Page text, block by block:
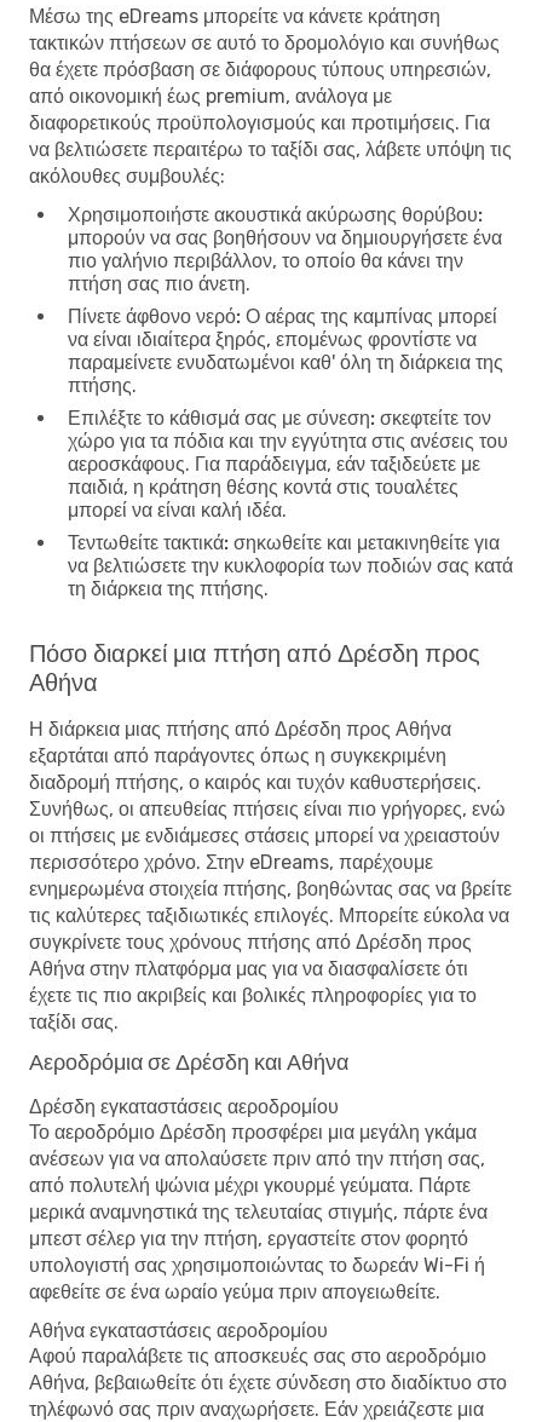
Μέσω της eDreams μπορείτε να κάνετε κράτηση
τακτικών πτήσεων σε αυτό το δρομολόγιο και συνήθως
θα έχετε πρόσβαση σε διάφορους τύπους υπηρεσιών,
από οικονομική έως premium, ανάλογα με
διαφορετικούς προϋπολογισμούς και προτιμήσεις. Για
να βελτιώσετε περαιτέρω το ταξίδι σας, λάβετε υπόψη τις
ακόλουθες συμβουλές:
Χρησιμοποιήστε ακουστικά ακύρωσης θορύβου:
μπορούν να σας βοηθήσουν να δημιουργήσετε ένα
πιο γαλήνιο περιβάλλον, το οποίο θα κάνει την
πτήση σας πιο άνετη.
Πίνετε άφθονο νερό: Ο αέρας της καμπίνας μπορεί
να είναι ιδιαίτερα ξηρός, επομένως φροντίστε να
παραμείνετε ενυδατωμένοι καθ' όλη τη διάρκεια της
πτήσης.
Επιλέξτε το κάθισμά σας με σύνεση: σκεφτείτε τον
χώρο για τα πόδια και την εγγύτητα στις ανέσεις του
αεροσκάφους. Για παράδειγμα, εάν ταξιδεύετε με
παιδιά, η κράτηση θέσης κοντά στις τουαλέτες
μπορεί να είναι καλή ιδέα.
Τεντωθείτε τακτικά: σηκωθείτε και μετακινηθείτε για
να βελτιώσετε την κυκλοφορία των ποδιών σας κατά
τη διάρκεια της πτήσης.
Πόσο διαρκεί μια πτήση από Δρέσδη προς
Αθήνα
Η διάρκεια μιας πτήσης από Δρέσδη προς Αθήνα
εξαρτάται από παράγοντες όπως η συγκεκριμένη
διαδρομή πτήσης, ο καιρός και τυχόν καθυστερήσεις.
Συνήθως, οι απευθείας πτήσεις είναι πιο γρήγορες, ενώ
οι πτήσεις με ενδιάμεσες στάσεις μπορεί να χρειαστούν
περισσότερο χρόνο. Στην eDreams, παρέχουμε
ενημερωμένα στοιχεία πτήσης, βοηθώντας σας να βρείτε
τις καλύτερες ταξιδιωτικές επιλογές. Μπορείτε εύκολα να
συγκρίνετε τους χρόνους πτήσης από Δρέσδη προς
Αθήνα στην πλατφόρμα μας για να διασφαλίσετε ότι
έχετε τις πιο ακριβείς και βολικές πληροφορίες για το
ταξίδι σας.
Αεροδρόμια σε Δρέσδη και Αθήνα
Δρέσδη εγκαταστάσεις αεροδρομίου
Το αεροδρόμιο Δρέσδη προσφέρει μια μεγάλη γκάμα
ανέσεων για να απολαύσετε πριν από την πτήση σας,
από πολυτελή ψώνια μέχρι γκουρμέ γεύματα. Πάρτε
μερικά αναμνηστικά της τελευταίας στιγμής, πάρτε ένα
μπεστ σέλερ για την πτήση, εργαστείτε στον φορητό
υπολογιστή σας χρησιμοποιώντας το δωρεάν Wi-Fi ή
αφεθείτε σε ένα ωραίο γεύμα πριν απογειωθείτε.
Αθήνα εγκαταστάσεις αεροδρομίου
Αφού παραλάβετε τις αποσκευές σας στο αεροδρόμιο
Αθήνα, βεβαιωθείτε ότι έχετε σύνδεση στο διαδίκτυο στο
τηλέφωνό σας πριν αναχωρήσετε. Εάν χρειάζεστε μια